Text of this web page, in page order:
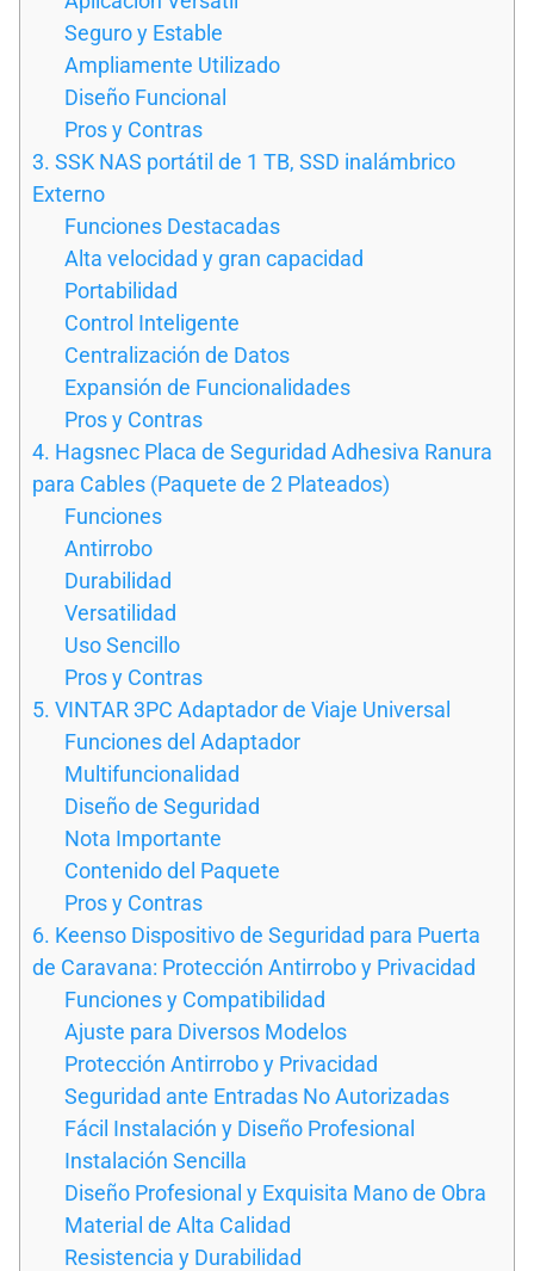
Seguro y Estable
Ampliamente Utilizado
Diseño Funcional
Pros y Contras
3. SSK NAS portátil de 1 TB, SSD inalámbrico
Externo
Funciones Destacadas
Alta velocidad y gran capacidad
Portabilidad
Control Inteligente
Centralización de Datos
Expansión de Funcionalidades
Pros y Contras
4. Hagsnec Placa de Seguridad Adhesiva Ranura
para Cables (Paquete de 2 Plateados)
Funciones
Antirrobo
Durabilidad
Versatilidad
Uso Sencillo
Pros y Contras
5. VINTAR 3PC Adaptador de Viaje Universal
Funciones del Adaptador
Multifuncionalidad
Diseño de Seguridad
Nota Importante
Contenido del Paquete
Pros y Contras
6. Keenso Dispositivo de Seguridad para Puerta
de Caravana: Protección Antirrobo y Privacidad
Funciones y Compatibilidad
Ajuste para Diversos Modelos
Protección Antirrobo y Privacidad
Seguridad ante Entradas No Autorizadas
Fácil Instalación y Diseño Profesional
Instalación Sencilla
Diseño Profesional y Exquisita Mano de Obra
Material de Alta Calidad
Resistencia y Durabilidad